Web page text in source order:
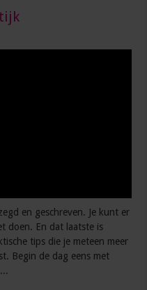
en geschreven. Je kunt er
doen. En dat laatste is
tips die je meteen meer
Begin de dag eens met